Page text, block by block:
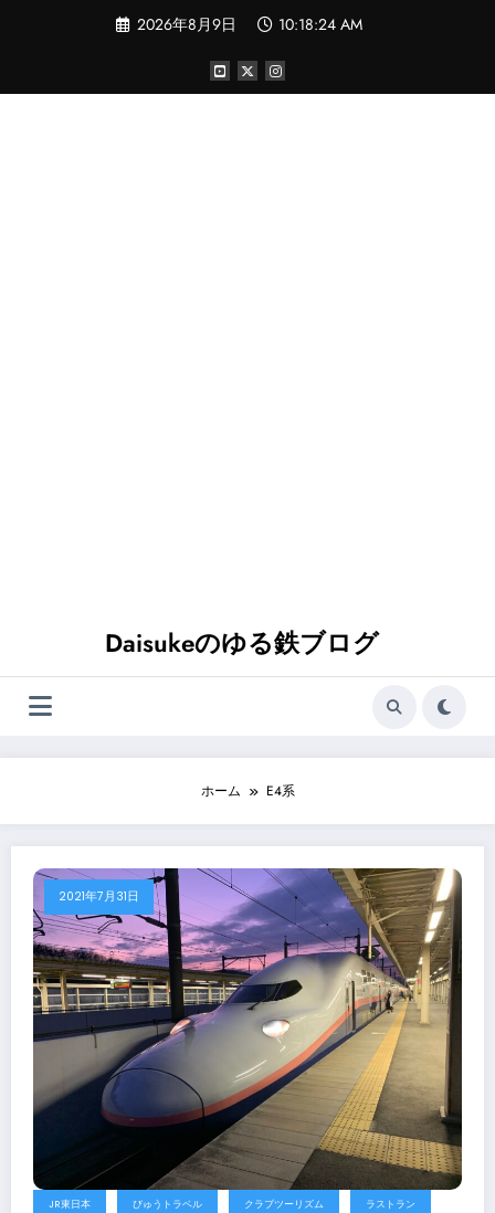
ツ
2026年8月9日 10:18:25 AM
Daisukeのゆる鉄ブログ
ホーム E4系
2021年7月31日
JR東日本 びゅうトラベル クラブツーリズム ラストラン